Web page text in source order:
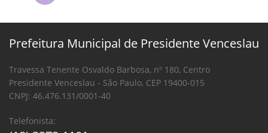
Prefeitura Municipal de Presidente Venceslau
Travessa Tenente Osvaldo Barbosa, nº 180, Centro
Presidente Venceslau - São Paulo, CEP 19400-015
CNPJ: 46.476.131/0001-40
Telefonista: